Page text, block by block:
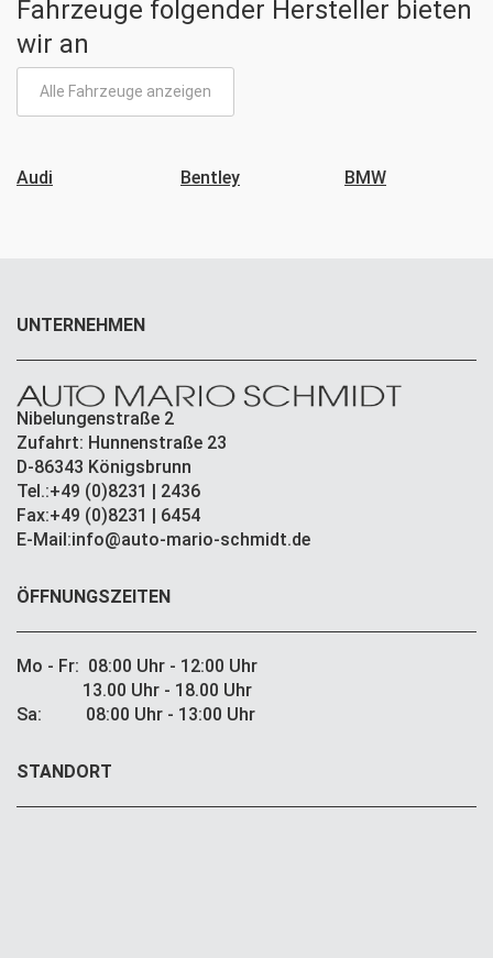
Fahrzeuge folgender Hersteller bieten
wir an
Alle Fahrzeuge anzeigen
Audi Bentley BMW
UNTERNEHMEN
Nibelungenstraße 2
Zufahrt: Hunnenstraße 23
D-86343 Königsbrunn
Tel.:+49 (0)8231 | 2436
Fax:+49 (0)8231 | 6454
E-Mail:info@auto-mario-schmidt.de
ÖFFNUNGSZEITEN
Mo - Fr: 08:00 Uhr - 12:00 Uhr
13.00 Uhr - 18.00 Uhr
Sa: 08:00 Uhr - 13:00 Uhr
STANDORT